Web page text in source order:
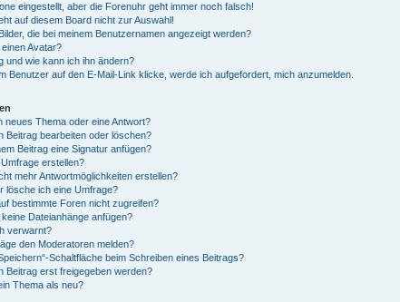
eingestellt, aber die Forenuhr geht immer noch falsch!
auf diesem Board nicht zur Auswahl!
die bei meinem Benutzernamen angezeigt werden?
Avatar?
und wie kann ich ihn ändern?
Benutzer auf den E-Mail-Link klicke, werde ich aufgefordert, mich anzumelden.
neues Thema oder eine Antwort?
Beitrag bearbeiten oder löschen?
Beitrag eine Signatur anfügen?
erstellen?
mehr Antwortmöglichkeiten erstellen?
lösche ich eine Umfrage?
bestimmte Foren nicht zugreifen?
Dateianhänge anfügen?
verwarnt?
den Moderatoren melden?
Schaltfläche beim Schreiben eines Beitrags?
Beitrag erst freigegeben werden?
Thema als neu?